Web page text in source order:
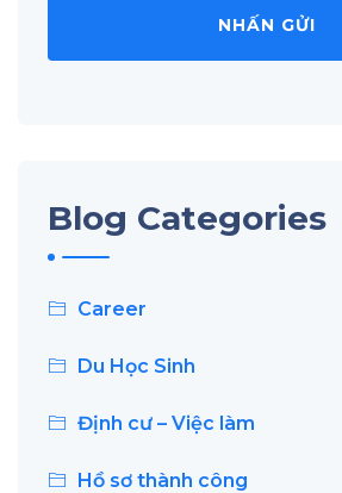
Blog Categories
Career
Du Học Sinh
Định cư – Việc làm
Hồ sơ thành công